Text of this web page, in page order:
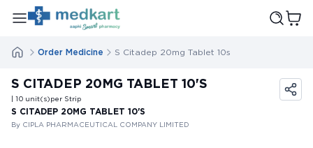
Order Medicine S Citadep 20mg Tablet 10s
S CITADEP 20MG TABLET 10'S
| 10 unit(s)per Strip
S CITADEP 20MG TABLET 10'S
By CIPLA PHARMACEUTICAL COMPANY LIMITED